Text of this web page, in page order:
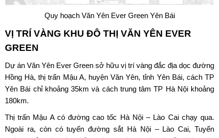
Quy hoạch Văn Yên Ever Green Yên Bái
VỊ TRÍ VÀNG KHU ĐÔ THỊ VĂN YÊN EVER
GREEN
Dự án Văn Yên Ever Green sở hữu vị trí vàng đắc địa dọc đường
Hồng Hà, thị trấn Mậu A, huyện Văn Yên, tỉnh Yên Bái, cách TP
Yên Bái chỉ khoảng 35km và cách trung tâm TP Hà Nội khoảng
180km.
Thị trấn Mậu A có đường cao tốc Hà Nội – Lào Cai chạy qua.
Ngoài ra, còn có tuyến đường sắt Hà Nội – Lào Cai, Tuyến